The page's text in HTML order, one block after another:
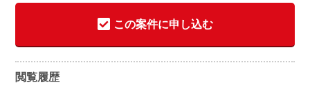
この案件に申し込む
閲覧履歴